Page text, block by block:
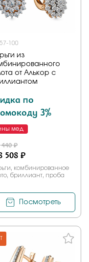
100
из
от Алькор с
по
3%
мед
440 ₽
508 ₽
комбинированное
бриллиант, проба
Посмотреть